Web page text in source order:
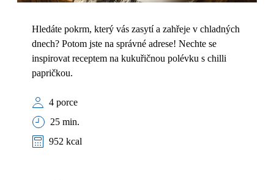
Hledáte pokrm, který vás zasytí a zahřeje v chladných
dnech? Potom jste na správné adrese! Nechte se
inspirovat receptem na kukuřičnou polévku s chilli
papričkou.
4 porce
25 min.
952 kcal